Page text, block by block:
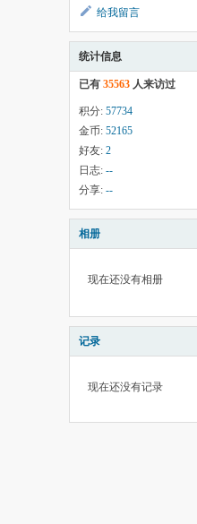
给我留言
统计信息
已有 35563 人来访过
积分: 57734
金币: 52165
好友: 2
日志: --
分享: --
相册
现在还没有相册
记录
现在还没有记录